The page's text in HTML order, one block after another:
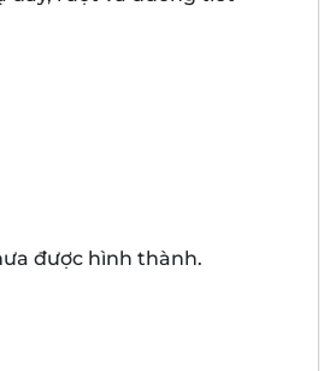
được hình thành.